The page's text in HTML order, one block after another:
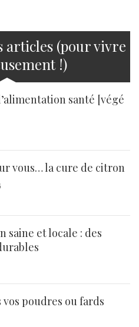
articles (pour vivre
!)
santé [végé
vous… la cure de citron
saine et locale : des
vos poudres ou fards